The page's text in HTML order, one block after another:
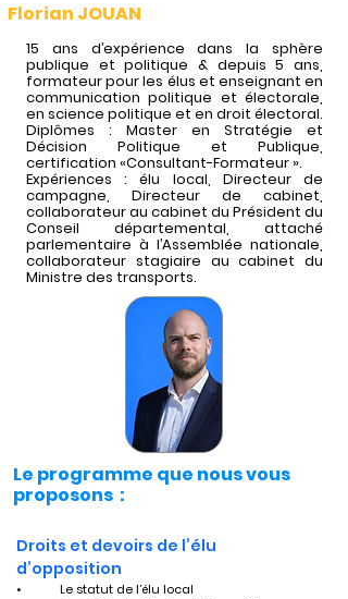
Florian JOUAN
15 ans d’expérience dans la sphère
publique et politique & depuis 5 ans,
formateur pour les élus et enseignant en
communication politique et électorale,
en science politique et en droit électoral.
Diplômes : Master en Stratégie et
Décision Politique et Publique,
certification «Consultant-Formateur ».
Expériences : élu local, Directeur de
campagne, Directeur de cabinet,
collaborateur au cabinet du Président du
Conseil départemental, attaché
parlementaire à l’Assemblée nationale,
collaborateur stagiaire au cabinet du
Ministre des transports.
Le programme que nous vous
proposons :
Droits et devoirs de l’élu
d’opposition
•	Le statut de l’élu local